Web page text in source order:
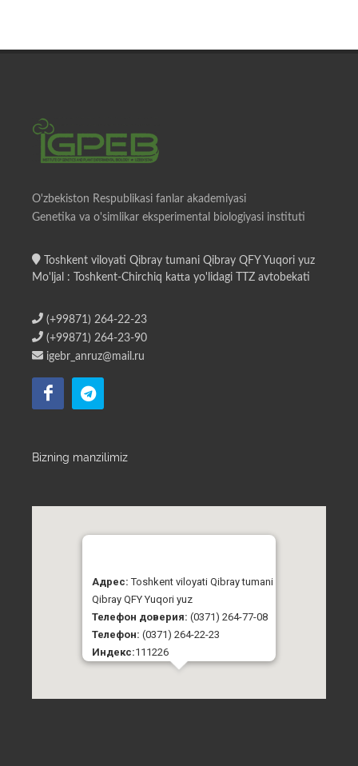
O'zbekiston Respublikasi fanlar akademiyasi
Genetika va o'simlikar eksperimental biologiyasi instituti
Toshkent viloyati Qibray tumani Qibray QFY Yuqori yuz
Mo'ljal : Toshkent-Chirchiq katta yo'lidagi TTZ avtobekati
(+99871) 264-22-23
(+99871) 264-23-90
igebr_anruz@mail.ru
Bizning manzilimiz
Адрес:Toshkent viloyati Qibray tumani
Qibray QFY Yuqori yuz
Телефон доверия: (0371) 264-77-08
Телефон: (0371) 264-22-23
Индекс:111226